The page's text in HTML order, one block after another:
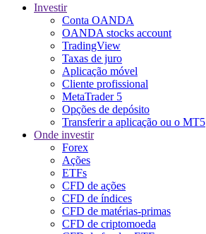
Investir
Conta OANDA
OANDA stocks account
TradingView
Taxas de juro
Aplicação móvel
Cliente profissional
MetaTrader 5
Opções de depósito
Transferir a aplicação ou o MT5
Onde investir
Forex
Ações
ETFs
CFD de ações
CFD de índices
CFD de matérias-primas
CFD de criptomoeda